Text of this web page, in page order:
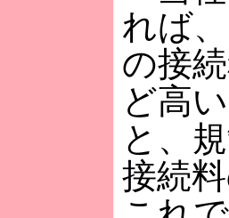
れば
の接
ど高
と、
接続